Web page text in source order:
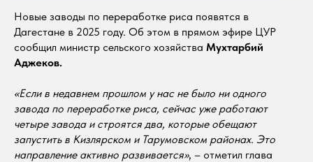
Новые заводы по переработке риса появятся в
Дагестане в 2025 году. Об этом в прямом эфире ЦУР
сообщил министр сельского хозяйства Мухтарбий
Аджеков.
«Если в недавнем прошлом у нас не было ни одного
завода по переработке риса, сейчас уже работают
четыре завода и строятся два, которые обещают
запустить в Кизлярском и Тарумовском районах. Это
направление активно развивается», – отметил глава